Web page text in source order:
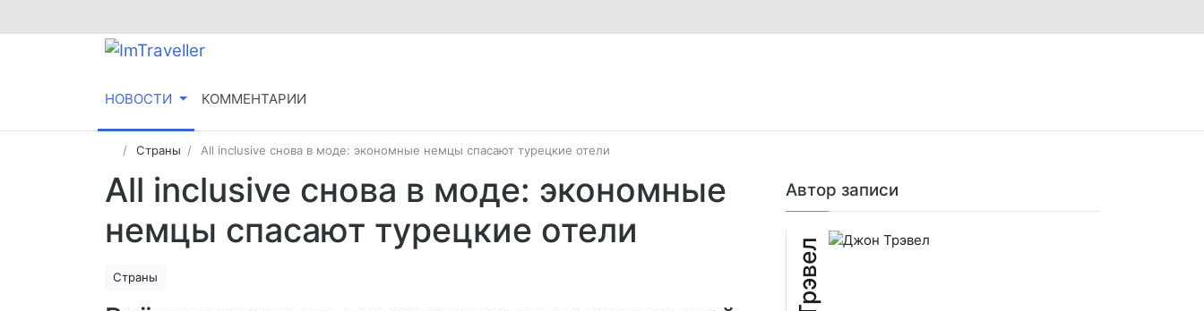
НОВОСТИ КОММЕНТАРИИ
Страны All inclusive снова в моде: экономные немцы спасают турецкие отели
All inclusive снова в моде: экономные
немцы спасают турецкие отели
Страны
Автор записи